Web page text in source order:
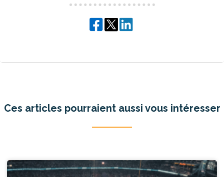
Ces articles pourraient aussi vous intéresser